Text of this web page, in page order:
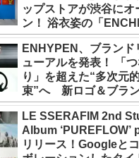
ップストアが渋谷にオ
ン！ 浴衣姿の「
が登場
ENHYPEN、ブランド
ューアルを発表！ 「
り」を超えた“多次元
束”へ 新ロゴ＆ブラ
フィルム公開
LE SSERAFIM 2nd
Album ‘PUREFLOW’
リリース！Googleと